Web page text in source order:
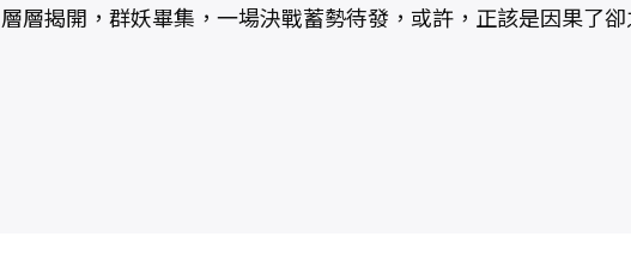
層層揭開，群妖畢集，一場決戰蓄勢待發，或許，正該是因果了卻